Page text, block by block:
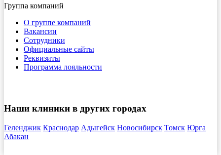
Группа компаний
О группе компаний
Вакансии
Сотрудники
Официальные сайты
Реквизиты
Программа лояльности
Наши клиники в других городах
Геленджик Краснодар Адыгейск Новосибирск Томск Юрга
Абакан